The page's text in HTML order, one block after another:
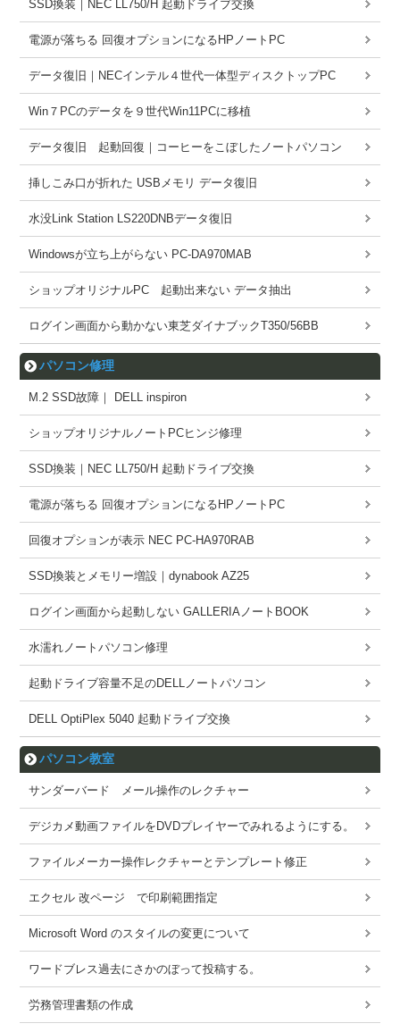
SSD換装｜NEC LL750/H 起動ドライブ交換
電源が落ちる 回復オプションになるHPノートPC
データ復旧｜NECインテル４世代一体型ディスクトップPC
Win７PCのデータを９世代Win11PCに移植
データ復旧 起動回復｜コーヒーをこぼしたノートパソコン
挿しこみ口が折れた USBメモリ データ復旧
水没Link Station LS220DNBデータ復旧
Windowsが立ち上がらない PC-DA970MAB
ショップオリジナルPC 起動出来ない データ抽出
ログイン画面から動かない東芝ダイナブックT350/56BB
パソコン修理
M.2 SSD故障｜ DELL inspiron
ショップオリジナルノートPCヒンジ修理
SSD換装｜NEC LL750/H 起動ドライブ交換
電源が落ちる 回復オプションになるHPノートPC
回復オプションが表示 NEC PC-HA970RAB
SSD換装とメモリー増設｜dynabook AZ25
ログイン画面から起動しない GALLERIAノートBOOK
水濡れノートパソコン修理
起動ドライブ容量不足のDELLノートパソコン
DELL OptiPlex 5040 起動ドライブ交換
パソコン教室
サンダーバード メール操作のレクチャー
デジカメ動画ファイルをDVDプレイヤーでみれるようにする。
ファイルメーカー操作レクチャーとテンプレート修正
エクセル 改ページ で印刷範囲指定
Microsoft Word のスタイルの変更について
ワードブレス過去にさかのぼって投稿する。
労務管理書類の作成